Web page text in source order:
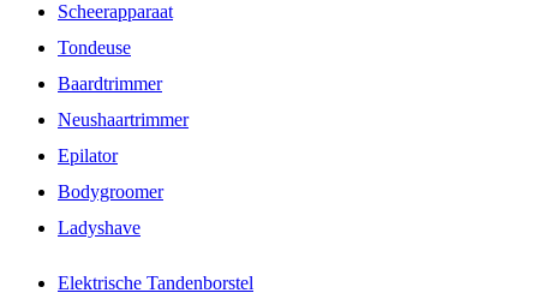
Scheerapparaat
Tondeuse
Baardtrimmer
Neushaartrimmer
Epilator
Bodygroomer
Ladyshave
Elektrische Tandenborstel